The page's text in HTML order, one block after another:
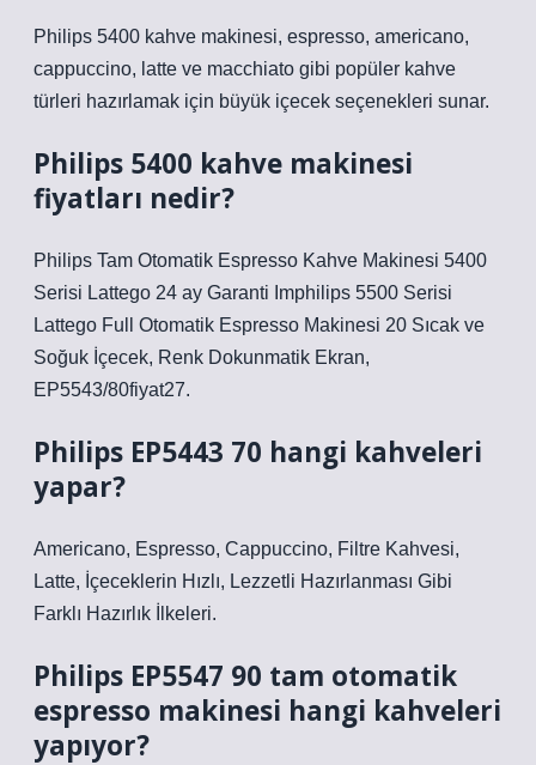
Philips 5400 kahve makinesi, espresso, americano,
cappuccino, latte ve macchiato gibi popüler kahve
türleri hazırlamak için büyük içecek seçenekleri sunar.
Philips 5400 kahve makinesi
fiyatları nedir?
Philips Tam Otomatik Espresso Kahve Makinesi 5400
Serisi Lattego 24 ay Garanti Imphilips 5500 Serisi
Lattego Full Otomatik Espresso Makinesi 20 Sıcak ve
Soğuk İçecek, Renk Dokunmatik Ekran,
EP5543/80fiyat27.
Philips EP5443 70 hangi kahveleri
yapar?
Americano, Espresso, Cappuccino, Filtre Kahvesi,
Latte, İçeceklerin Hızlı, Lezzetli Hazırlanması Gibi
Farklı Hazırlık İlkeleri.
Philips EP5547 90 tam otomatik
espresso makinesi hangi kahveleri
yapıyor?